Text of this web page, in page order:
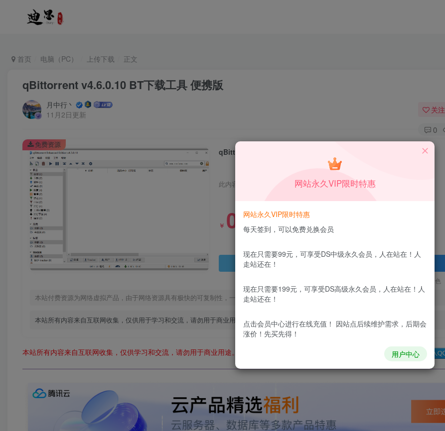
首页 电脑（PC） 上传下载 正文
qBittorrent v4.6.0.10 BT下载工具 便携版
月中行丶
11月2日更新
关注
0
qBittorrent v4.6.0.10 BT下载工具 便携版
此内容为免费资源，请登录后查看
￥ 0 限时特惠
￥ 99
安全绿色
本站付费资源为网络虚拟产品，由于网络资源具有极快的可复制性，一经出售不予退款，购买如有疑问请及时联系站长QQ：
本站所有内容来自互联网收集，仅供用于学习和交流，请勿用于商业用途。如有侵权、不妥之处，请第一时间联系我们删除！
免费资源
本站所有内容来自互联网收集，仅供学习和交流，请勿用于商业用途。如有侵权、不妥之处，请第一时间联系我们删除！ Q群：
网站永久VIP限时特惠
网站永久VIP限时特惠
每天签到，可以免费兑换会员
现在只需要99元，可享受DS中级永久会员，人在站在！人
走站还在！
现在只需要199元，可享受DS高级永久会员，人在站在！人
走站还在！
点击会员中心进行在线充值！ 因站点后续维护需求，后期会
涨价！先买先得！
用户中心